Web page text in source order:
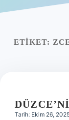
Yasal Uyarı
ETIKET:
Tarih: Ekim 26,